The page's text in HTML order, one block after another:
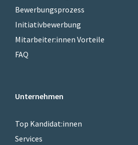
Bewerbungsprozess
Initiativbewerbung
Mitarbeiter:innen Vorteile
FAQ
Unternehmen
Top Kandidat:innen
Services